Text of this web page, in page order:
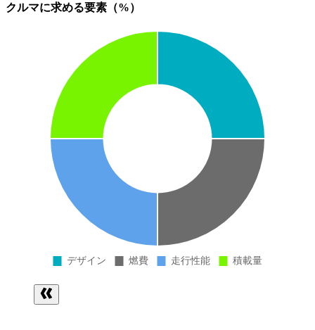
クルマに求める要素（%）